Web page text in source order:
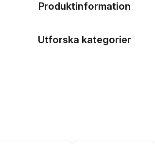
Produktinformation
Utforska kategorier